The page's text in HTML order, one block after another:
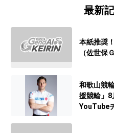
最新
本紙推奨
（佐世保
和歌山競
援競輪」
YouTube